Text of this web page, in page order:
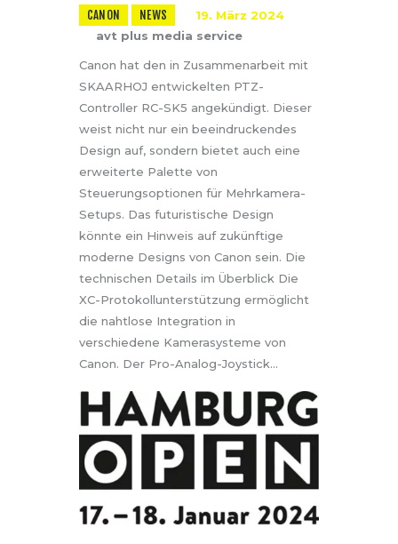
CANON NEWS
19. März 2024
avt plus media service
Canon hat den in Zusammenarbeit mit
SKAARHOJ entwickelten PTZ-
Controller RC-SK5 angekündigt. Dieser
weist nicht nur ein beeindruckendes
Design auf, sondern bietet auch eine
erweiterte Palette von
Steuerungsoptionen für Mehrkamera-
Setups. Das futuristische Design
könnte ein Hinweis auf zukünftige
moderne Designs von Canon sein. Die
technischen Details im Überblick Die
XC-Protokollunterstützung ermöglicht
die nahtlose Integration in
verschiedene Kamerasysteme von
Canon. Der Pro-Analog-Joystick…